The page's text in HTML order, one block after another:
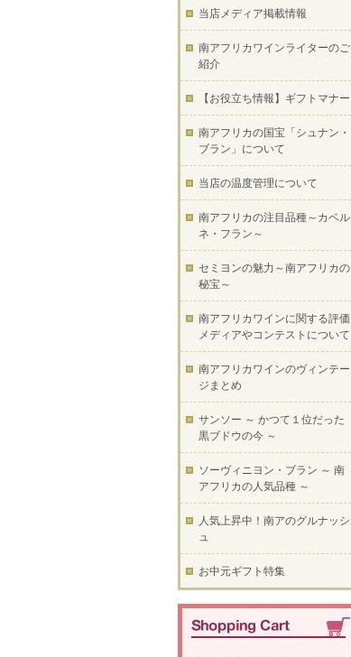
当店メディア掲載情報
南アフリカワインライターのご
紹介
【お役立ち情報】ギフトマナー
南アフリカの国宝「シュナン・
ブラン」について
当店の温度管理について
南アフリカの注目品種～カベル
ネ・フラン～
セミヨンの魅力～南アフリカの
秘宝～
南アフリカワインに関する評価
メディアやコンテストについて
南アフリカワインのヴィンテー
ジまとめ
サンソー ～ かつて１位だった
黒ブドウの今 ～
ソーヴィニヨン・ブラン ～ 南
アフリカの人気品種 ～
人気上昇中！南アのグルナッシ
ュ
お中元ギフト特集